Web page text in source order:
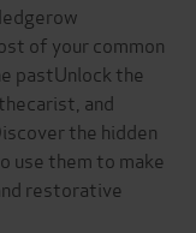
of your common
pastUnlock the
and
the hidden
use them to make
restorative